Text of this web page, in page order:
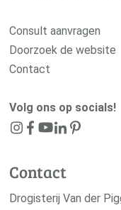
Consult aanvragen
Doorzoek de website
Contact
Volg ons op socials!
Contact
Drogisterij Van der